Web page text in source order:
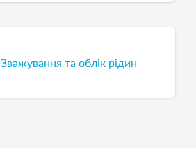
Зважування та облік рідин